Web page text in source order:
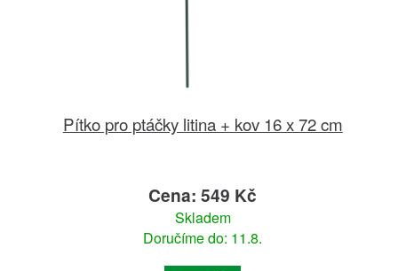
Pítko pro ptáčky litina + kov 16 x 72 cm
Cena: 549 Kč
Skladem
Doručíme do: 11.8.